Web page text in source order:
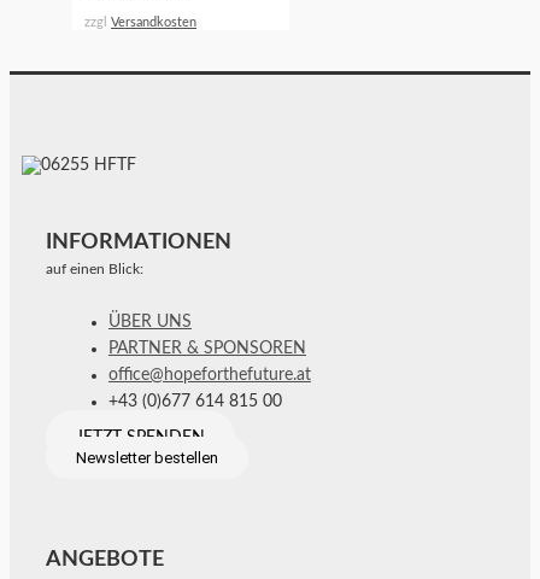
zzgl Versandkosten
INFORMATIONEN
auf einen Blick:
ÜBER UNS
PARTNER & SPONSOREN
office@hopeforthefuture.at
+43 (0)677 614 815 00
JETZT SPENDEN
Newsletter bestellen
ANGEBOTE